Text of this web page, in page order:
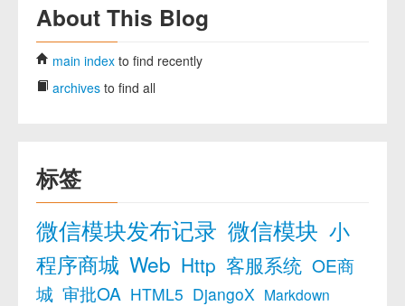
About This Blog
main index to find recently
archives to find all
标签
微信模块发布记录 微信模块 小
程序商城 Web Http 客服系统 OE商
城 审批OA HTML5 DjangoX Markdown